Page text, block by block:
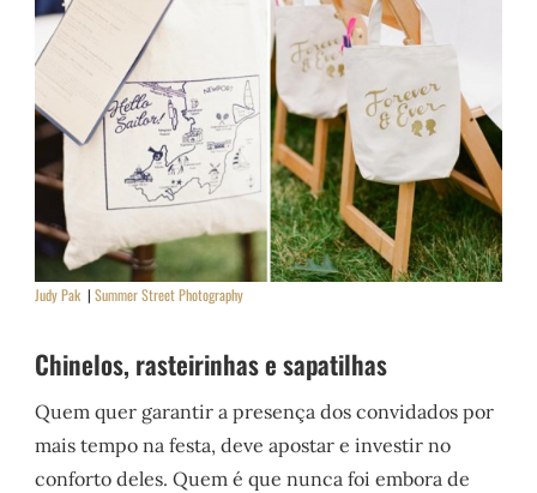
Judy Pak |Summer Street Photography
Chinelos, rasteirinhas e sapatilhas
Quem quer garantir a presença dos convidados por
mais tempo na festa, deve apostar e investir no
conforto deles. Quem é que nunca foi embora de